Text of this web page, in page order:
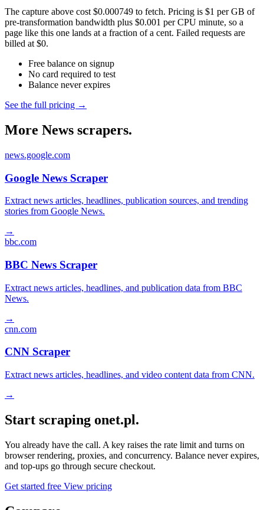
The capture above cost $0.000749 to fetch. Pricing is $1 per GB of
pre-transformation bandwidth plus $0.001 per CPU minute, so a
page like this one lands at a fraction of a cent. Failed requests are
billed at $0.
Free balance on signup
No card required to test
Balance never expires
See the full pricing →
More News scrapers.
news.google.com
Google News Scraper
Extract news articles, headlines, publication sources, and trending
stories from Google News.
→
bbc.com
BBC News Scraper
Extract news articles, headlines, and publication data from BBC
News.
→
cnn.com
CNN Scraper
Extract news articles, headlines, and video content data from CNN.
→
Start scraping onet.pl.
You already have the call. A key raises the rate limit and turns on
browser rendering, proxies, and concurrency. Balance never expires,
and top-ups go through secure checkout.
Get started free View pricing